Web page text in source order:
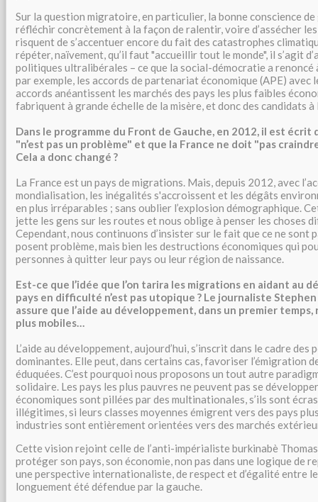
Sur la question migratoire, en particulier, la bonne conscience de
réfléchir concrètement à la façon de ralentir, voire d’assécher
risquent de s’accentuer encore du fait des catastrophes
répéter, naïvement, qu’il faut "accueillir tout le monde", il s’agit
politiques ultralibérales – ce que la social-démocratie a renoncé
par exemple, les accords de partenariat économique (APE) avec
accords anéantissent les marchés des pays les plus faibles
fabriquent à grande échelle de la misère, et donc des candidats
Dans le programme du Front de Gauche, en 2012, il est écrit
"n’est pas un problème" et que la France ne doit "pas
Cela a donc changé ?
La France est un pays de migrations. Mais, depuis 2012, avec
mondialisation, les inégalités s'accroissent et les dégâts
en plus irréparables ; sans oublier l’explosion démographique.
jette les gens sur les routes et nous oblige à penser les choses
Cependant, nous continuons d’insister sur le fait que ce ne sont
posent problème, mais bien les destructions économiques qui
personnes à quitter leur pays ou leur région de naissance.
Est-ce que l’idée que l’on tarira les migrations en aidant au
pays en difficulté n’est pas utopique ? Le journaliste
assure que l’aide au développement, dans un premier
plus mobiles…
L’aide au développement, aujourd’hui, s’inscrit dans le cadre
dominantes. Elle peut, dans certains cas, favoriser l’émigration
éduquées. C’est pourquoi nous proposons un tout autre
solidaire. Les pays les plus pauvres ne peuvent pas se
économiques sont pillées par des multinationales, s’ils sont
illégitimes, si leurs classes moyennes émigrent vers des pays
industries sont entièrement orientées vers des marchés
Cette vision rejoint celle de l’anti-impérialiste burkinabè
protéger son pays, son économie, non pas dans une logique de
une perspective internationaliste, de respect et d’égalité entre
longuement été défendue par la gauche.